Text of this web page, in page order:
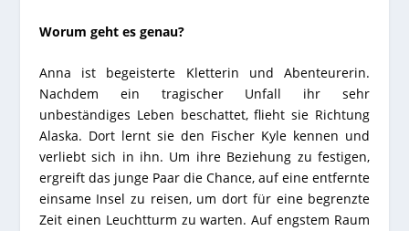
Worum geht es genau?
Anna ist begeisterte Kletterin und Abenteurerin.
Nachdem ein tragischer Unfall ihr sehr
unbeständiges Leben beschattet, flieht sie Richtung
Alaska. Dort lernt sie den Fischer Kyle kennen und
verliebt sich in ihn. Um ihre Beziehung zu festigen,
ergreift das junge Paar die Chance, auf eine entfernte
einsame Insel zu reisen, um dort für eine begrenzte
Zeit einen Leuchtturm zu warten. Auf engstem Raum